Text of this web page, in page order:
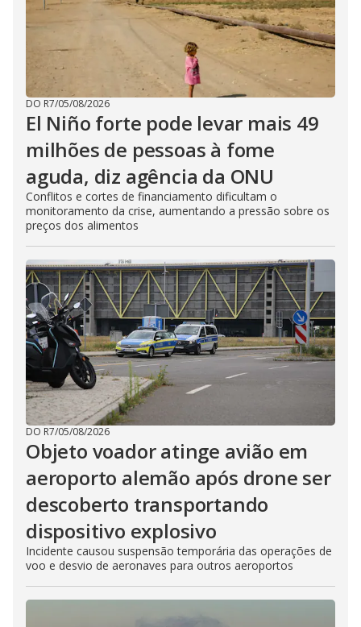
DO R7/05/08/2026
El Niño forte pode levar mais 49
milhões de pessoas à fome
aguda, diz agência da ONU
Conflitos e cortes de financiamento dificultam o
monitoramento da crise, aumentando a pressão sobre os
preços dos alimentos
DO R7/05/08/2026
Objeto voador atinge avião em
aeroporto alemão após drone ser
descoberto transportando
dispositivo explosivo
Incidente causou suspensão temporária das operações de
voo e desvio de aeronaves para outros aeroportos